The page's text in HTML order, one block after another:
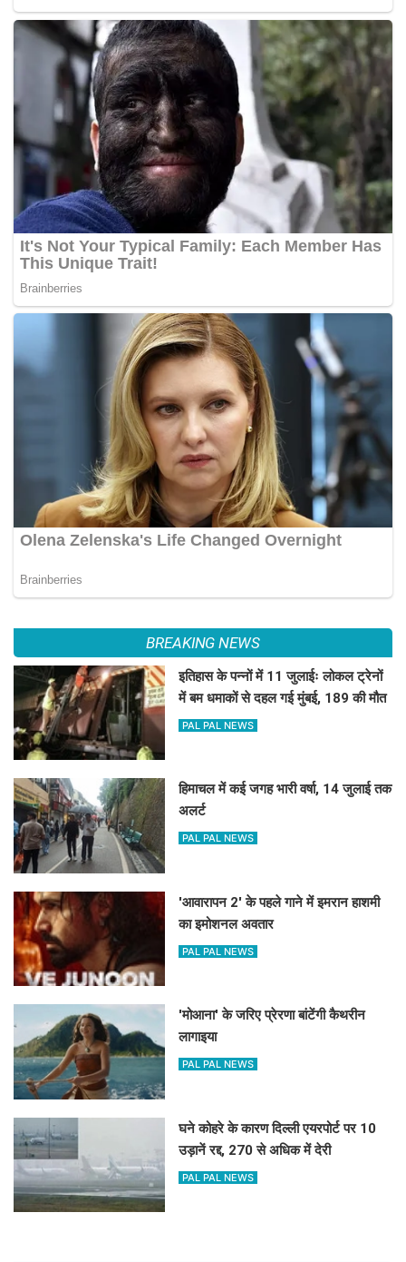
BREAKING NEWS
इतिहास के पन्नों में 11 जुलाईः लोकल ट्रेनों
में बम धमाकों से दहल गई मुंबई, 189 की मौत
PAL PAL NEWS
हिमाचल में कई जगह भारी वर्षा, 14 जुलाई तक
अलर्ट
PAL PAL NEWS
'आवारापन 2' के पहले गाने में इमरान हाशमी
का इमोशनल अवतार
PAL PAL NEWS
'मोआना' के जरिए प्रेरणा बांटेंगी कैथरीन
लागाइया
PAL PAL NEWS
घने कोहरे के कारण दिल्ली एयरपोर्ट पर 10
उड़ानें रद्द, 270 से अधिक में देरी
PAL PAL NEWS